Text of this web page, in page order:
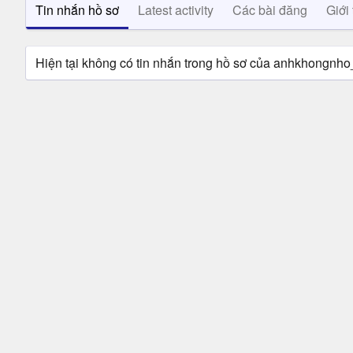
Tin nhắn hồ sơ Latest activity Các bài đăng Giới
Hiện tại không có tin nhắn trong hồ sơ của